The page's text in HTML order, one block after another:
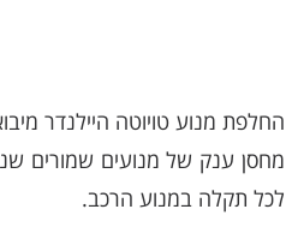
מחסן ענק של מנועים שמורים
לכל תקלה במנוע הרכב.